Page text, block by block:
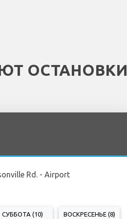
ОСТАНОВКИ
Rd. - Airport
СУББОТА (10) ВОСКРЕСЕНЬЕ (8)